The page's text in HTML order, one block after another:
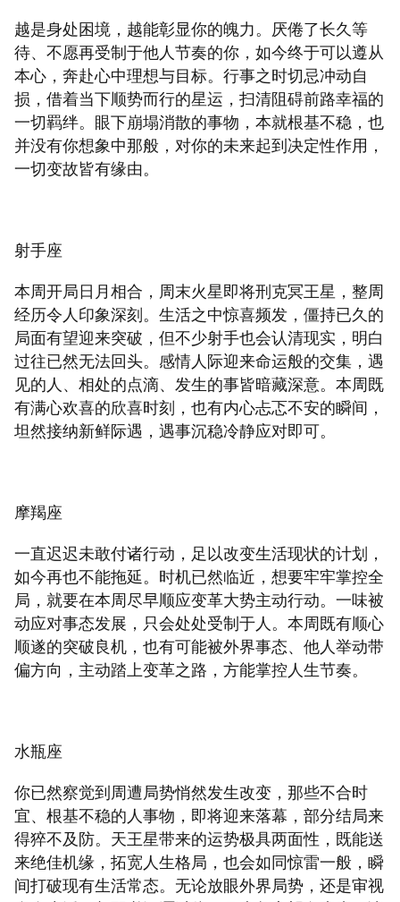
越是身处困境，越能彰显你的魄力。厌倦了长久等
待、不愿再受制于他人节奏的你，如今终于可以遵从
本心，奔赴心中理想与目标。行事之时切忌冲动自
损，借着当下顺势而行的星运，扫清阻碍前路幸福的
一切羁绊。眼下崩塌消散的事物，本就根基不稳，也
并没有你想象中那般，对你的未来起到决定性作用，
一切变故皆有缘由。
射手座
本周开局日月相合，周末火星即将刑克冥王星，整周
经历令人印象深刻。生活之中惊喜频发，僵持已久的
局面有望迎来突破，但不少射手也会认清现实，明白
过往已然无法回头。感情人际迎来命运般的交集，遇
见的人、相处的点滴、发生的事皆暗藏深意。本周既
有满心欢喜的欣喜时刻，也有内心忐忑不安的瞬间，
坦然接纳新鲜际遇，遇事沉稳冷静应对即可。
摩羯座
一直迟迟未敢付诸行动，足以改变生活现状的计划，
如今再也不能拖延。时机已然临近，想要牢牢掌控全
局，就要在本周尽早顺应变革大势主动行动。一味被
动应对事态发展，只会处处受制于人。本周既有顺心
顺遂的突破良机，也有可能被外界事态、他人举动带
偏方向，主动踏上变革之路，方能掌控人生节奏。
水瓶座
你已然察觉到周遭局势悄然发生改变，那些不合时
宜、根基不稳的人事物，即将迎来落幕，部分结局来
得猝不及防。天王星带来的运势极具两面性，既能送
来绝佳机缘，拓宽人生格局，也会如同惊雷一般，瞬
间打破现有生活常态。无论放眼外界局势，还是审视